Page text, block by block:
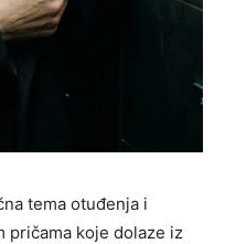
tema otuđenja i
pričama koje dolaze iz